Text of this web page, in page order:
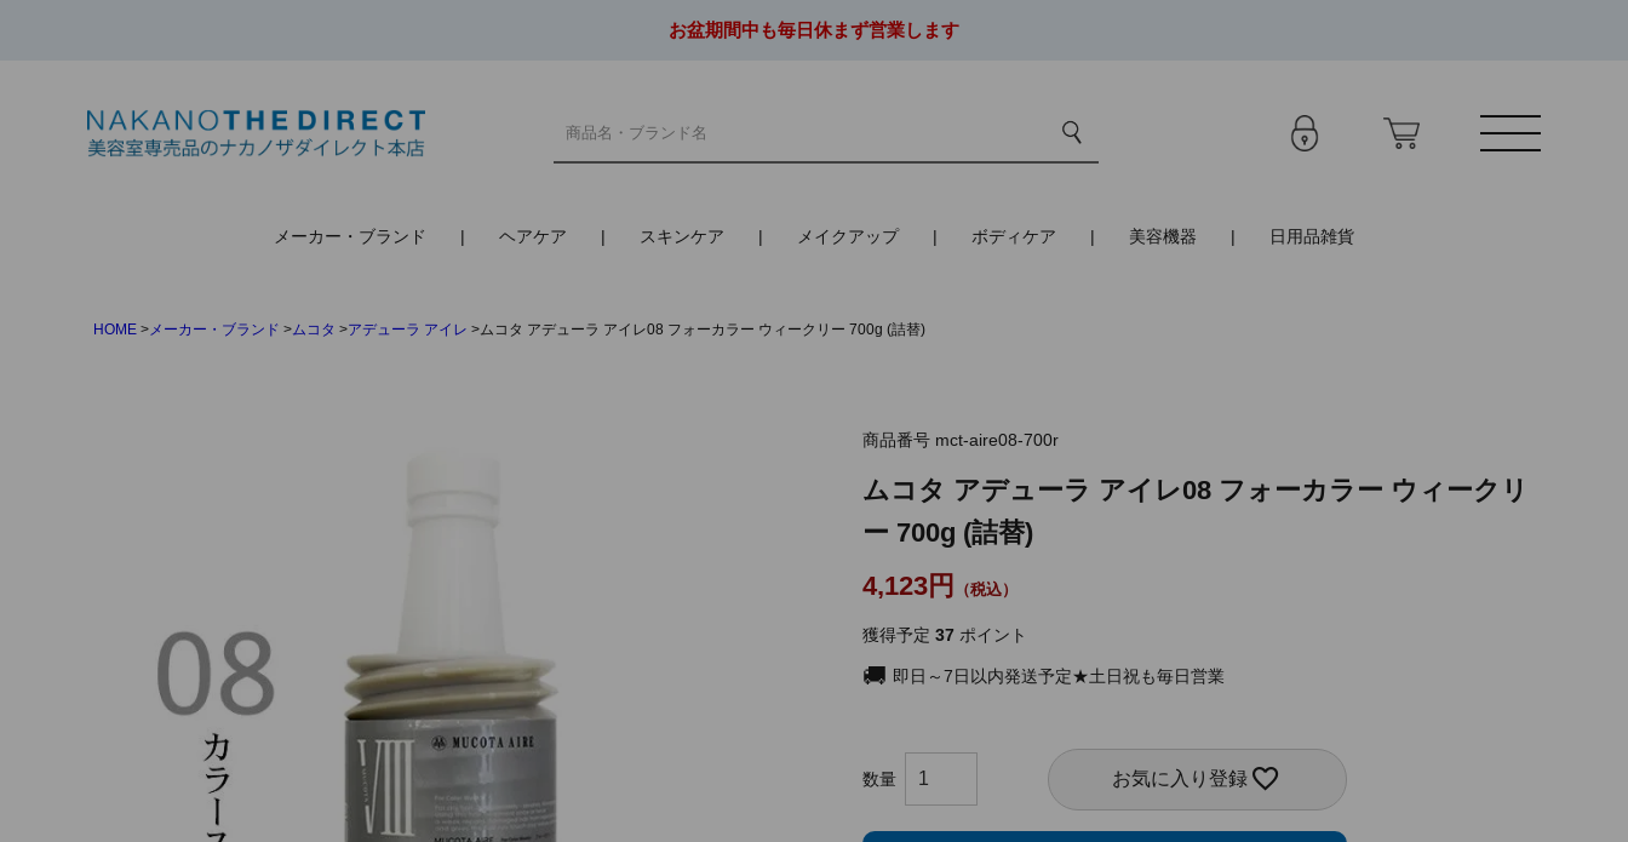
お盆期間中も毎日休まず営業します
メーカー・ブランド ヘアケア スキンケア メイクアップ ボディケア 美容機器 日用品雑貨
HOME メーカー・ブランド ムコタ アデューラ アイレ ムコタ アデューラ アイレ08 フォーカラー ウィークリー 700g (詰替)
商品番号 mct-aire08-700r
ムコタ アデューラ アイレ08 フォーカラー ウィークリ
ー 700g (詰替)
4,123
獲得予定 37 ポイント
即日～7日以内発送予定★土日祝も毎日営業
お気に入り登録